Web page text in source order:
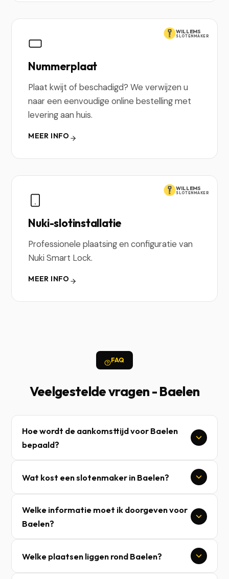
WILLEMS
SLOTENMAKER
Nummerplaat
Plaat kwijt of beschadigd? We verwijzen u
naar een eenvoudige online bestelling met
levering aan huis.
MEER INFO
WILLEMS
SLOTENMAKER
Nuki-slotinstallatie
Professionele plaatsing en configuratie van
Nuki Smart Lock.
MEER INFO
FAQ
Veelgestelde vragen - Baelen
Hoe wordt de aankomsttijd voor Baelen
bepaald?
Wat kost een slotenmaker in Baelen?
Welke informatie moet ik doorgeven voor
Baelen?
Welke plaatsen liggen rond Baelen?